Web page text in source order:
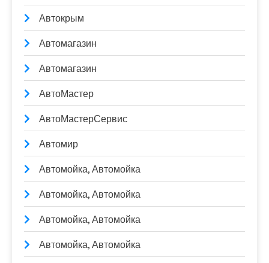
Автокрым
Автомагазин
Автомагазин
АвтоМастер
АвтоМастерСервис
Автомир
Автомойка, Автомойка
Автомойка, Автомойка
Автомойка, Автомойка
Автомойка, Автомойка